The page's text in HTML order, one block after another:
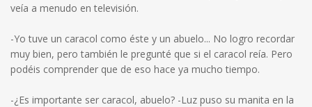
veía a menudo en televisión.
-Yo tuve un caracol como éste y un abuelo... No logro recordar
muy bien, pero también le pregunté que si el caracol reía. Pero
podéis comprender que de eso hace ya mucho tiempo.
-¿Es importante ser caracol, abuelo? -Luz puso su manita en la